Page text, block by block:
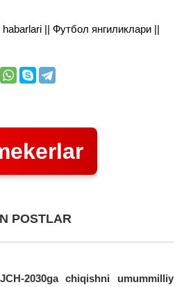
|| Футбол янгиликлари ||
POSTLAR
2030ga chiqishni umummilliy